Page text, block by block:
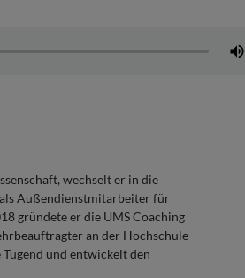
wechselt er in die
Außendienstmitarbeiter für
gründete er die UMS Coaching
an der Hochschule
und entwickelt den